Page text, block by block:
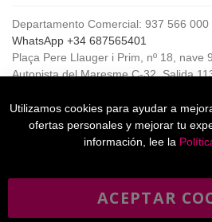
Departamento Comercial: 937 566 000
WhatsApp +34 687565401
Plaça Pere Llauger i Prim, nº 18, nave
Autopista del Maresme C-32, Salida
Horario de Atención al cliente:
De lunes a jueves de 8:00 a 17:00,
Viernes de 8:00 a 15:00
Utilizamos cookies para ayudar a
ofertas personales y mejorar tu
información, lee la
ACEPTAR